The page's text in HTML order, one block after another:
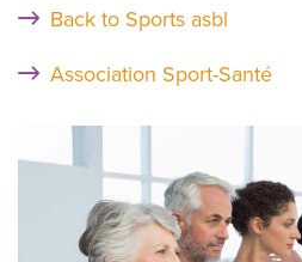
Back to Sports asbl
Association Sport-Santé